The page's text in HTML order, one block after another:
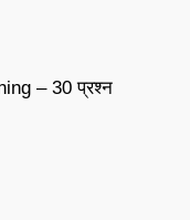
– 30 प्रश्न